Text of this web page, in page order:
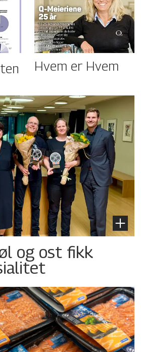
Hvem er Hvem
og ost fikk